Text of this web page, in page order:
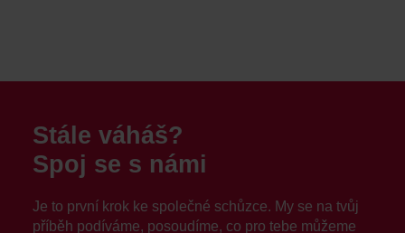
Stále váháš?
Spoj se s námi
Je to první krok ke společné schůzce. My se na tvůj
příběh podíváme, posoudíme, co pro tebe můžeme